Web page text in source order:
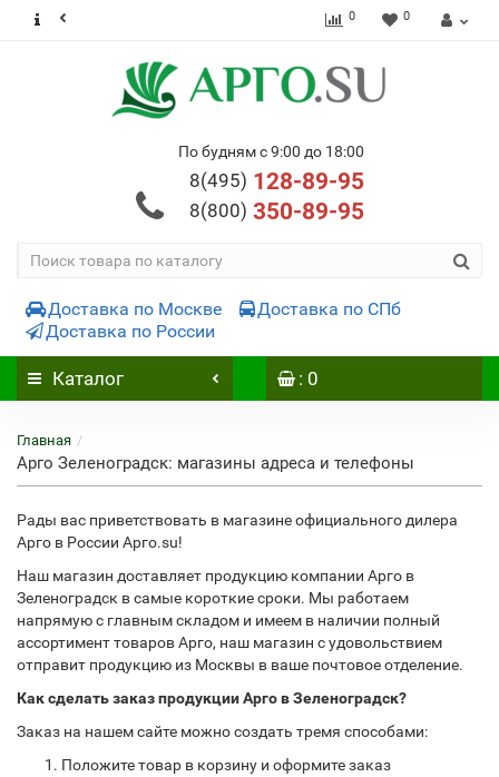
0 0
По будням с 9:00 до 18:00
8(495) 128-89-95
8(800) 350-89-95
Доставка по Москве
Доставка по СПб
Доставка по России
Каталог : 0
Главная
Арго Зеленоградск: магазины адреса и телефоны
Рады вас приветствовать в магазине официального дилера
Арго в России Арго.su!
Наш магазин доставляет продукцию компании Арго в
Зеленоградск в самые короткие сроки. Мы работаем
напрямую с главным складом и имеем в наличии полный
ассортимент товаров Арго, наш магазин с удовольствием
отправит продукцию из Москвы в ваше почтовое отделение.
Как сделать заказ продукции Арго в Зеленоградск?
Заказ на нашем сайте можно создать тремя способами:
Положите товар в корзину и оформите заказ